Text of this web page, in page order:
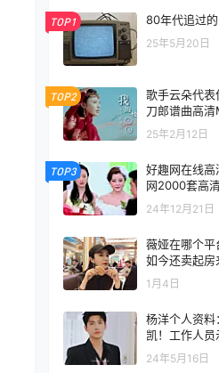
TOP1 80年代追过
25年5月20日
TOP2
歌手云朵代表
刀郎谱曲高
25年2月12日
TOP3
好趣网在线
网2000套高
24年12月21日
薇娅在哪个
如今还卖起房
1月4日
杨洋个人资
凯！工作人员
颖态度不同，
24年5月16日